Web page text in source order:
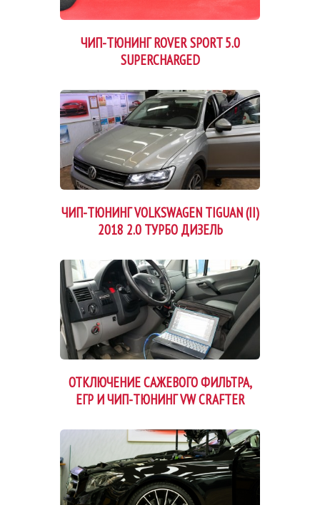
ЧИП-ТЮНИНГ ROVER SPORT 5.0
SUPERCHARGED
ЧИП-ТЮНИНГ VOLKSWAGEN TIGUAN (II)
2018 2.0 ТУРБО ДИЗЕЛЬ
ОТКЛЮЧЕНИЕ САЖЕВОГО ФИЛЬТРА,
ЕГР И ЧИП-ТЮНИНГ VW CRAFTER